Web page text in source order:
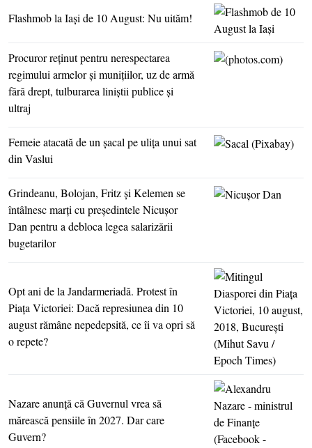
Flashmob la Iaşi de 10 August: Nu uităm!
Procuror reţinut pentru nerespectarea
regimului armelor şi muniţiilor, uz de armă
fără drept, tulburarea liniştii publice şi
ultraj
Femeie atacată de un şacal pe uliţa unui sat
din Vaslui
Grindeanu, Bolojan, Fritz şi Kelemen se
întâlnesc marţi cu preşedintele Nicuşor
Dan pentru a debloca legea salarizării
bugetarilor
Opt ani de la Jandarmeriadă. Protest în
Piaţa Victoriei: Dacă represiunea din 10
august rămâne nepedepsită, ce îi va opri să
o repete?
Nazare anunţă că Guvernul vrea să
mărească pensiile în 2027. Dar care
Guvern?